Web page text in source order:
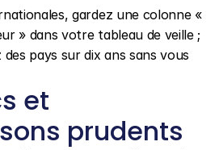
gardez une colonne «
» dans votre tableau de veille ;
pays sur dix ans sans vous
et
prudents